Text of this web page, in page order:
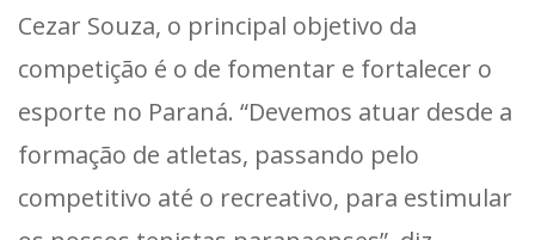
Cezar Souza, o principal objetivo da
competição é o de fomentar e fortalecer o
esporte no Paraná. “Devemos atuar desde a
formação de atletas, passando pelo
competitivo até o recreativo, para estimular